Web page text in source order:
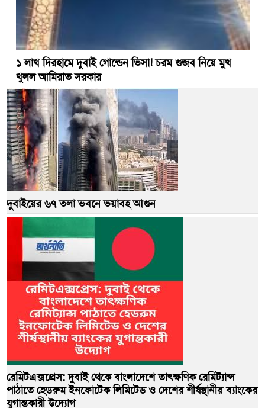
১ লাখ দিরহামে দুবাই গোল্ডেন ভিসা! চরম গুজব নিয়ে মুখ
খুলল আমিরাত সরকার
দুবাইয়ের ৬৭ তলা ভবনে ভয়াবহ আগুন
রেমিটএক্সপ্রেস: দুবাই থেকে বাংলাদেশে তাৎক্ষণিক রেমিট্যান্স
পাঠাতে হেডরুম ইনফোটেক লিমিটেড ও দেশের শীর্ষস্থানীয় ব্যাংকের
যুগান্তকারী উদ্যোগ